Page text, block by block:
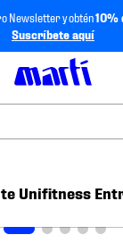
Newsletter y obtén10%
Suscríbete aquí
Unifitness